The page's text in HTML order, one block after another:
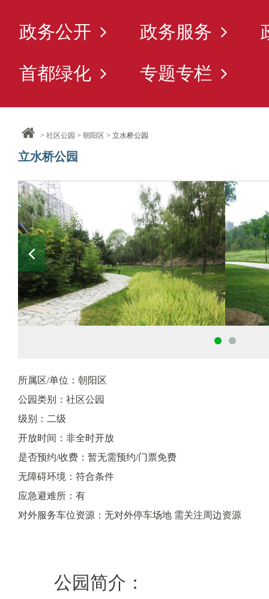
政务公开 政务服务
首都绿化 专题专栏
> 社区公园 > 朝阳区 > 立水桥公园
立水桥公园
所属区/单位：朝阳区
公园类别：社区公园
级别：二级
开放时间：非全时开放
是否预约/收费：暂无需预约/门票免费
无障碍环境：符合条件
应急避难所：有
对外服务车位资源：无对外停车场地 需关注周边资源
公园简介：